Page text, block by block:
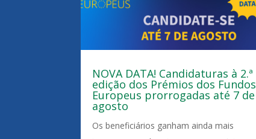
NOVA DATA! Candidaturas à 2.ª
edição dos Prémios dos Fundos
Europeus prorrogadas até 7 de
agosto
Os beneficiários ganham ainda mais